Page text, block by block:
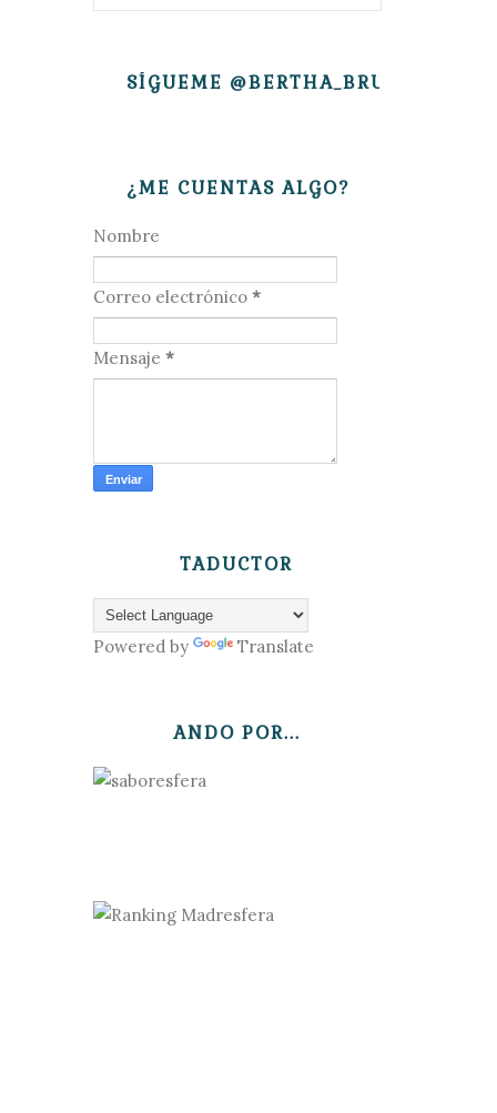
SÍGUEME @BERTHA_BRUJITA
¿ME CUENTAS ALGO?
Nombre
Correo electrónico *
Mensaje *
TADUCTOR
Powered by Translate
ANDO POR...